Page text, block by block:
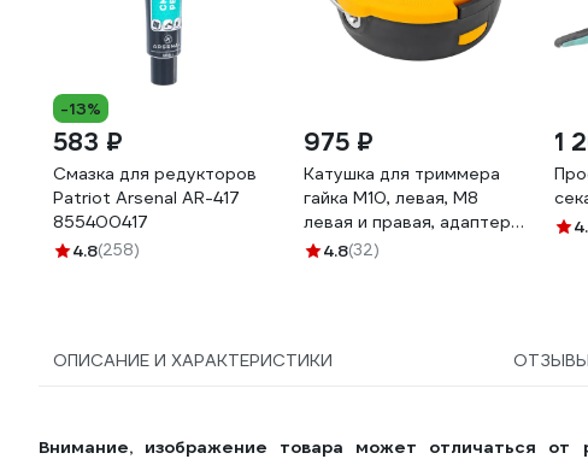
-13%
583 ₽
Смазка для редукторов
Patriot Arsenal AR-417
855400417
4.8(258)
975 ₽
Катушка для триммера
гайка М10, левая, М8
левая и правая, адаптер
М8 левая, шаг 1.25 мм
4.8(32)
1
ОПИСАНИЕ И ХАРАКТЕРИСТИКИ ОТЗЫВЫ
Внимание, изображение товара может отличаться от